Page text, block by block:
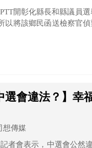
開彰化縣長和縣議員
以將該鄉民函送檢察官
選會違法？】
想傳媒
者會表示，中選會公然